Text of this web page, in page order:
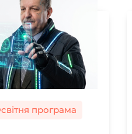
програма